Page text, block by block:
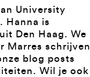
University
Hanna is
Den Haag. We
Marres schrijven
blog posts
Wil je ook